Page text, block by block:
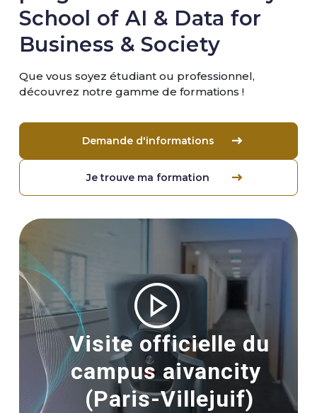
School of AI & Data for
Business & Society
Que vous soyez étudiant ou professionnel,
découvrez notre gamme de formations !
Demande d'informations
Je trouve ma formation
Image
Visite officielle du
campus aivancity
(Paris-Villejuif)